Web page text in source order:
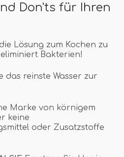
Don'ts für Ihren
Lösung zum Kochen zu
Bakterien!
das reinste Wasser zur
Marke von körnigem
keine
oder Zusatzstoffe